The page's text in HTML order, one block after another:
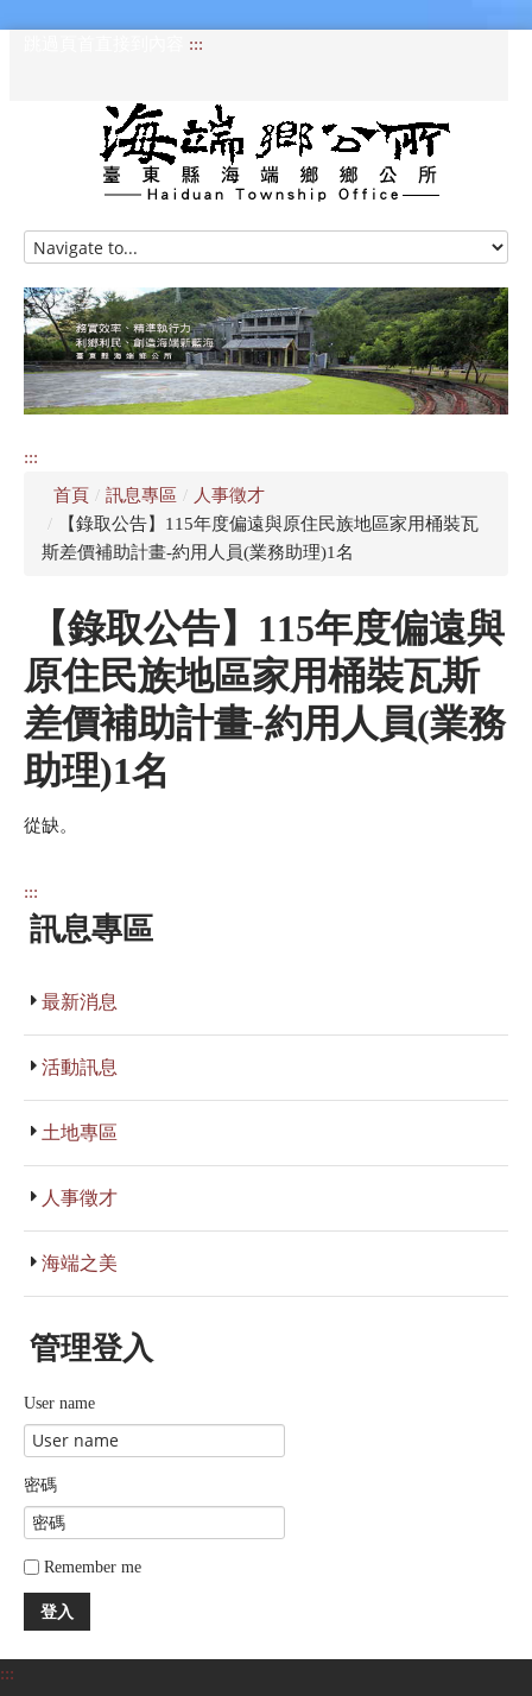
:::
HOME
訊息專區
認識海端
公所介紹
資訊公開專區
:::
首頁 / 訊息專區 / 人事徵才
/
【錄取公告】115年度偏遠與原住民族地區家用桶裝瓦
斯差價補助計畫-約用人員(業務助理)1名
【錄取公告】115年度偏遠與
原住民族地區家用桶裝瓦斯
差價補助計畫-約用人員(業務
助理)1名
從缺。
:::
訊息專區
最新消息
活動訊息
土地專區
人事徵才
海端之美
管理登入
User name
密碼
Remember me
登入
:::